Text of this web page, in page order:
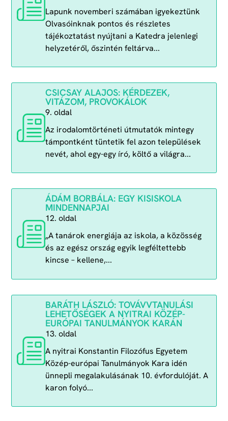
Lapunk novemberi számában igyekeztünk
Olvasóinknak pontos és részletes
tájékoztatást nyújtani a Katedra jelenlegi
helyzetéről, őszintén feltárva...
CSICSAY ALAJOS: KÉRDEZEK,
VITÁZOM, PROVOKÁLOK
9. oldal
Az irodalomtörténeti útmutatók mintegy
támpontként tüntetik fel azon települések
nevét, ahol egy-egy író, költő a világra...
ÁDÁM BORBÁLA: EGY KISISKOLA
MINDENNAPJAI
12. oldal
„A tanárok energiája az iskola, a közösség
és az egész ország egyik legféltettebb
kincse – kellene,...
BARÁTH LÁSZLÓ: TOVÁVVTANULÁSI
LEHETŐSÉGEK A NYITRAI KÖZÉP-
EURÓPAI TANULMÁNYOK KARÁN
13. oldal
A nyitrai Konstantin Filozófus Egyetem
Közép-európai Tanulmányok Kara idén
ünnepli megalakulásának 10. évfordulóját. A
karon folyó...